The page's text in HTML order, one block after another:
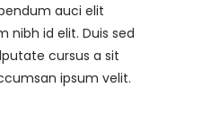
auci elit
nibh id elit. Duis sed
cursus a sit
ipsum velit.